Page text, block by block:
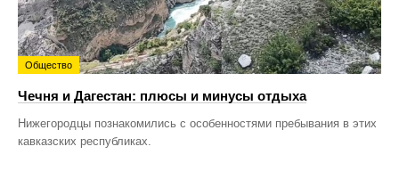
Общество
Чечня и Дагестан: плюсы и минусы отдыха
Нижегородцы познакомились с особенностями пребывания в этих
кавказских республиках.